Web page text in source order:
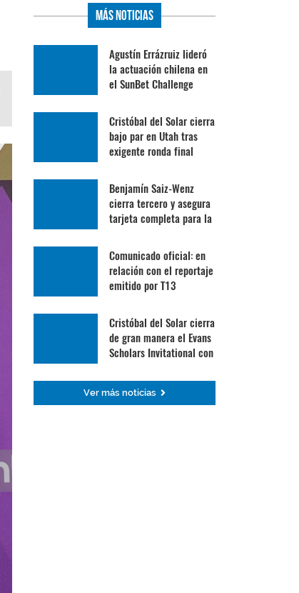
Más Noticias
Agustín Errázruiz lideró
la actuación chilena en
el SunBet Challenge
Cristóbal del Solar cierra
bajo par en Utah tras
exigente ronda final
Benjamín Saiz-Wenz
cierra tercero y asegura
tarjeta completa para la
Mexicana
Comunicado oficial: en
relación con el reportaje
emitido por T13
Cristóbal del Solar cierra
de gran manera el Evans
Scholars Invitational con
Ver más noticias